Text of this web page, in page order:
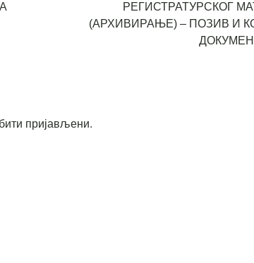
РЕГИСТРАТУРСКОГ
(АРХИВИРАЊЕ) – ПОЗИВ И
бити пријављени.